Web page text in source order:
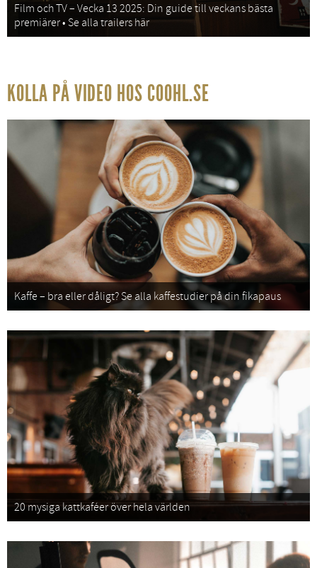
Film och TV – Vecka 13 2025: Din guide till veckans bästa
premiärer • Se alla trailers här
KOLLA PÅ VIDEO HOS COOHL.SE
Kaffe – bra eller dåligt? Se alla kaffestudier på din fikapaus
20 mysiga kattkaféer över hela världen